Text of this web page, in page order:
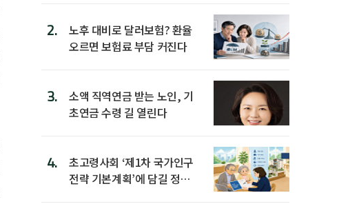
2.
노후 대비로 달러보험? 환율
오르면 보험료 부담 커진다
3.
소액 직역연금 받는 노인, 기
초연금 수령 길 열린다
4.
초고령사회 ‘제1차 국가인구
전략 기본계획’에 담길 정책